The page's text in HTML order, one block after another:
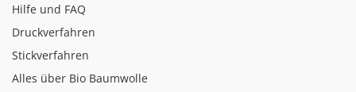
Hilfe und FAQ
Druckverfahren
Stickverfahren
Alles über Bio Baumwolle